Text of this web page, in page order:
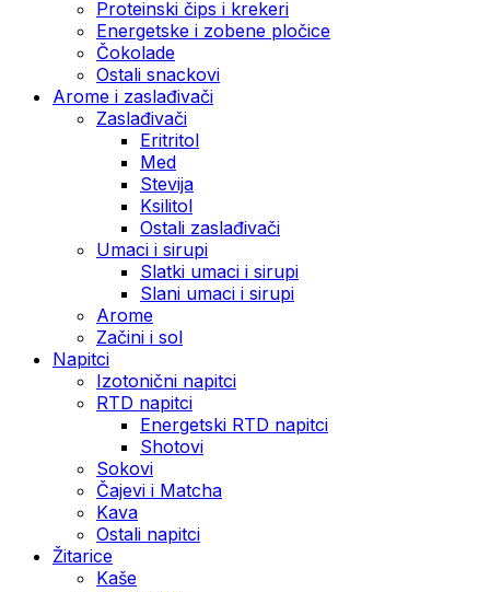
Proteinski čips i krekeri
Energetske i zobene pločice
Čokolade
Ostali snackovi
Arome i zaslađivači
Zaslađivači
Eritritol
Med
Stevija
Ksilitol
Ostali zaslađivači
Umaci i sirupi
Slatki umaci i sirupi
Slani umaci i sirupi
Arome
Začini i sol
Napitci
Izotonični napitci
RTD napitci
Energetski RTD napitci
Shotovi
Sokovi
Čajevi i Matcha
Kava
Ostali napitci
Žitarice
Kaše